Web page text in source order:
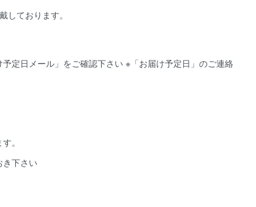
ております。
定日メール」をご確認下さい ※「お届け予定日」のご連絡
。
き下さい